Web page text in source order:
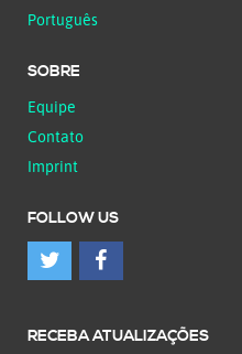
Português
SOBRE
Equipe
Contato
Imprint
FOLLOW US
RECEBA ATUALIZAÇÕES